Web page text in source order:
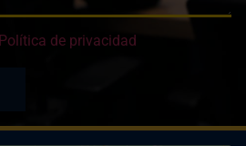
Política de privacidad